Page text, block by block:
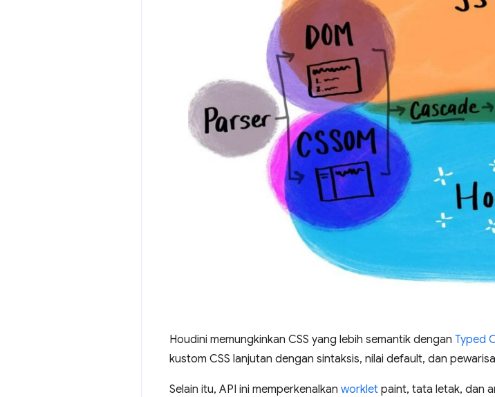
Houdini memungkinkan CSS yang lebih semantik dengan Typed
kustom CSS lanjutan dengan sintaksis, nilai default, dan
Selain itu, API ini memperkenalkan worklet paint, tata letak, dan